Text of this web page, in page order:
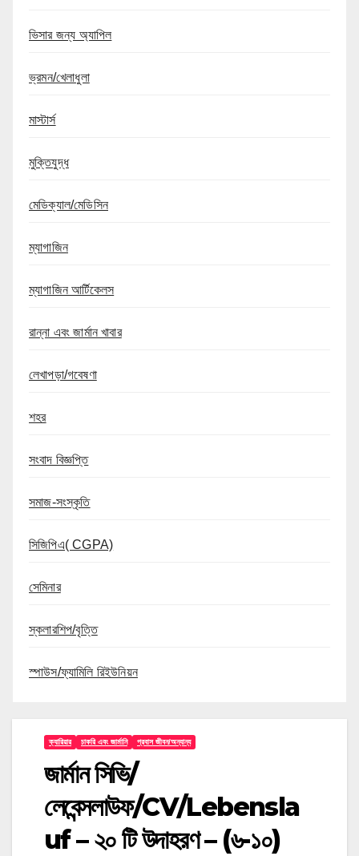
ভিসার জন্য অ্যাপিল
ভ্রমন/খেলাধুলা
মাস্টার্স
মুক্তিযুদ্ধ
মেডিক্যাল/মেডিসিন
ম্যাগাজিন
ম্যাগাজিন আর্টিকেলস
রান্না এবং জার্মান খাবার
লেখাপড়া/গবেষণা
শহর
সংবাদ বিজ্ঞপ্তি
সমাজ-সংস্কৃতি
সিজিপিএ( CGPA)
সেমিনার
স্কলারশিপ/বৃত্তি
স্পাউস/ফ্যামিলি রিইউনিয়ন
ক্যারিয়ার চাকরি এবং জার্মানি প্রবাস জীবন/অন্যান্য
জার্মান সিভি/
লেবেন্সলাউফ/CV/Lebensla
uf – ২০ টি উদাহরণ – (৬-১০)